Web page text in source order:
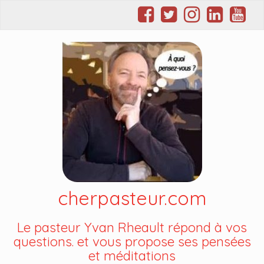
cherpasteur.com
Le pasteur Yvan Rheault répond à vos
questions. et vous propose ses pensées
et méditations